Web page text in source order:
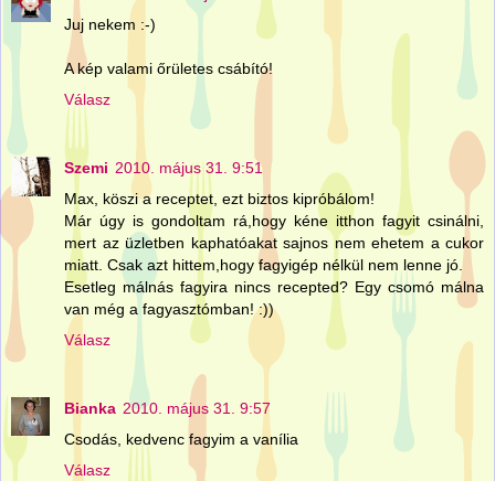
Juj nekem :-)
A kép valami őrületes csábító!
Válasz
Szemi 2010. május 31. 9:51
Max, köszi a receptet, ezt biztos kipróbálom!
Már úgy is gondoltam rá,hogy kéne itthon fagyit csinálni,
mert az üzletben kaphatóakat sajnos nem ehetem a cukor
miatt. Csak azt hittem,hogy fagyigép nélkül nem lenne jó.
Esetleg málnás fagyira nincs recepted? Egy csomó málna
van még a fagyasztómban! :))
Válasz
Bianka 2010. május 31. 9:57
Csodás, kedvenc fagyim a vanília
Válasz